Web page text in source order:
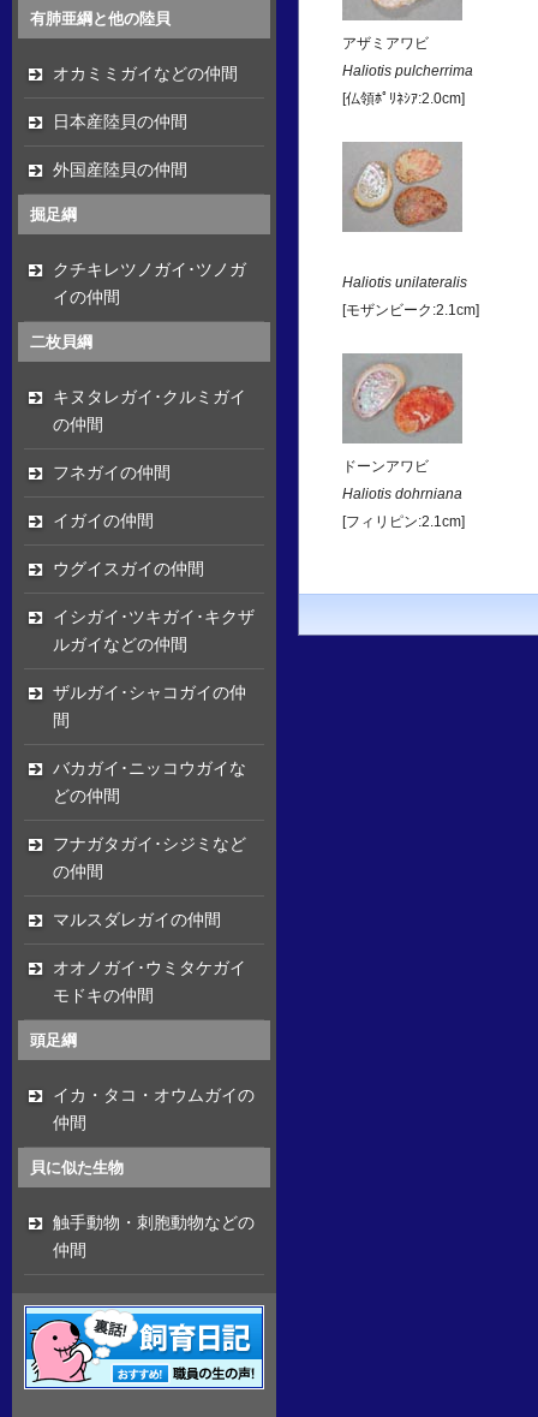
アザミアワビ
Haliotis pulcherrima
[仏領ﾎﾟﾘﾈｼｱ:2.0cm]
Haliotis unilateralis
[モザンビーク:2.1cm]
ドーンアワビ
Haliotis dohrniana
[フィリピン:2.1cm]
有肺亜綱と他の陸貝
オカミミガイなどの仲間
日本産陸貝の仲間
外国産陸貝の仲間
掘足綱
クチキレツノガイ･ツノガ
イの仲間
二枚貝綱
キヌタレガイ･クルミガイ
の仲間
フネガイの仲間
イガイの仲間
ウグイスガイの仲間
イシガイ･ツキガイ･キクザ
ルガイなどの仲間
ザルガイ･シャコガイの仲
間
バカガイ･ニッコウガイな
どの仲間
フナガタガイ･シジミなど
の仲間
マルスダレガイの仲間
オオノガイ･ウミタケガイ
モドキの仲間
頭足綱
イカ・タコ・オウムガイの
仲間
貝に似た生物
触手動物・刺胞動物などの
仲間